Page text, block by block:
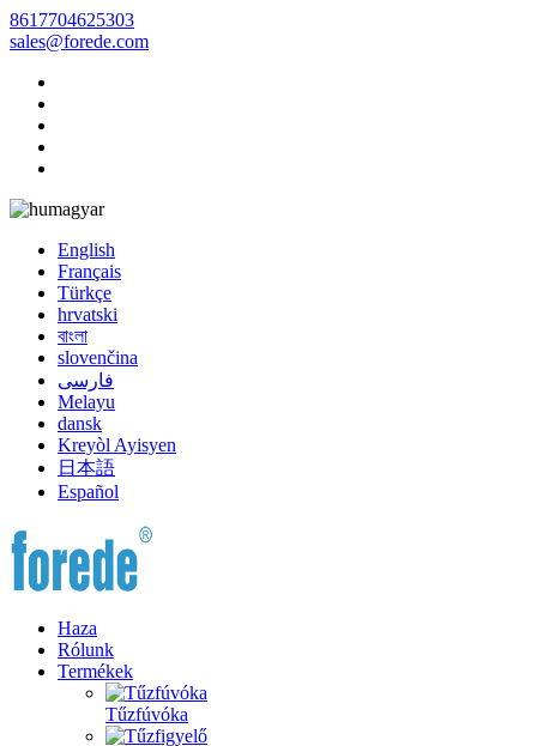
8617704625303
sales@forede.com
magyar
English
Français
Türkçe
hrvatski
বাংলা
slovenčina
فارسی
Melayu
dansk
Kreyòl Ayisyen
日本語
Español
Haza
Rólunk
Termékek
Tűzfúvóka